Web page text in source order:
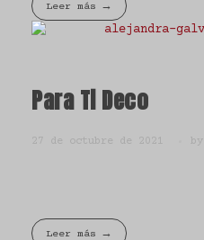
Leer más
Para Ti Deco
27 de octubre de 2021 by
Leer más